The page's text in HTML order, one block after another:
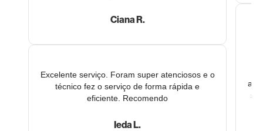
Ciana R.
Excelente serviço. Foram super atenciosos e o
técnico fez o serviço de forma rápida e
eficiente. Recomendo
Ieda L.